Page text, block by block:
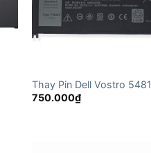
Thay Pin Dell Vostro 5481
750.000₫